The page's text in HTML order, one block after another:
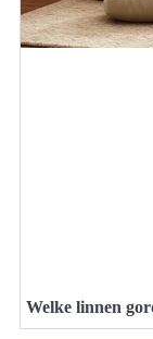
Welke linnen